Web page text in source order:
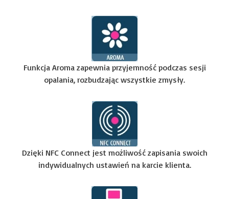
Funkcja Aroma zapewnia przyjemność podczas sesji
opalania, rozbudzając wszystkie zmysły.
Dzięki NFC Connect jest możliwość zapisania swoich
indywidualnych ustawień na karcie klienta.